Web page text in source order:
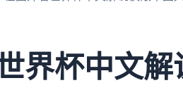
界杯中文